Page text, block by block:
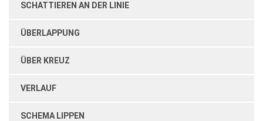
SCHATTIEREN AN DER LINIE
ÜBERLAPPUNG
ÜBER KREUZ
VERLAUF
SCHEMA LIPPEN